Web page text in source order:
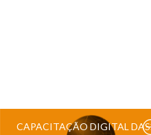
CAPACITAÇÃO DIGITAL DAS